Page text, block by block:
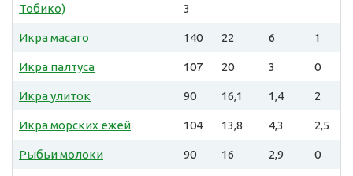
Тобико)
3
Икра масаго 140 22 6 1
Икра палтуса 107 20 3 0
Икра улиток 90 16,1 1,4 2
Икра морских ежей 104 13,8 4,3 2,5
Рыбьи молоки 90 16 2,9 0